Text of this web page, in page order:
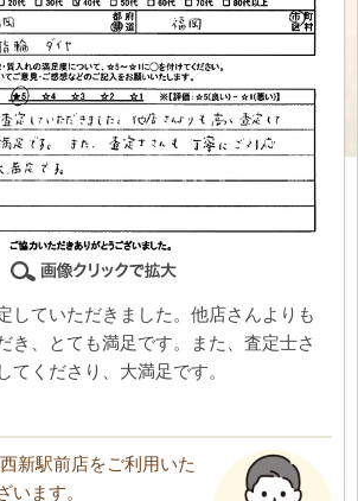
していただきました。他店さんよりも
き、とても満足です。また、査定士さ
てくださり、大満足です。
新駅前店をご利用いた
います。